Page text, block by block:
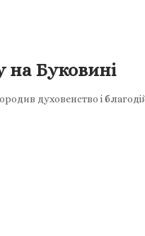
на Буковині
духовенство і